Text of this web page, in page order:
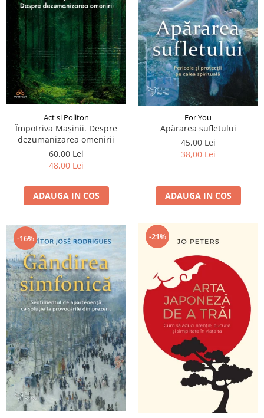
Act si Politon
Împotriva Mașinii. Despre
dezumanizarea omenirii
60,00 Lei
48,00 Lei
ADAUGA IN COS
For You
Apărarea sufletului
45,00 Lei
38,00 Lei
ADAUGA IN COS
-16% -21%